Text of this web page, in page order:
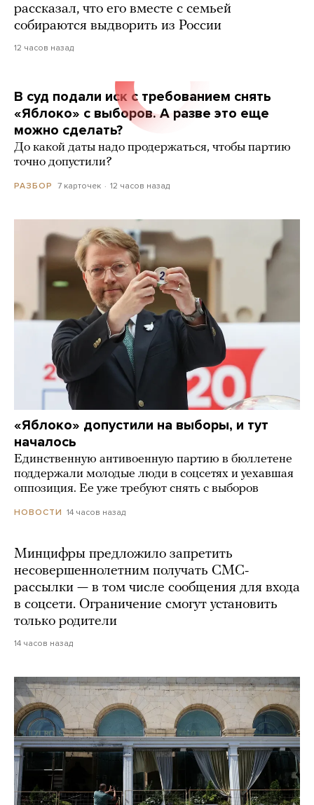
рассказал, что его вместе с семьей
собираются выдворить из России
12 часов назад
В суд подали иск с требованием снять
«Яблоко» с выборов. А разве это еще
можно сделать?
До какой даты надо продержаться, чтобы партию
точно допустили?
РАЗБОР 7 карточек 12 часов назад
«Яблоко» допустили на выборы, и тут
началось
Единственную антивоенную партию в бюллетене
поддержали молодые люди в соцсетях и уехавшая
оппозиция. Ее уже требуют снять с выборов
НОВОСТИ 14 часов назад
Минцифры предложило запретить
несовершеннолетним получать СМС-
рассылки — в том числе сообщения для входа
в соцсети. Ограничение смогут установить
только родители
14 часов назад